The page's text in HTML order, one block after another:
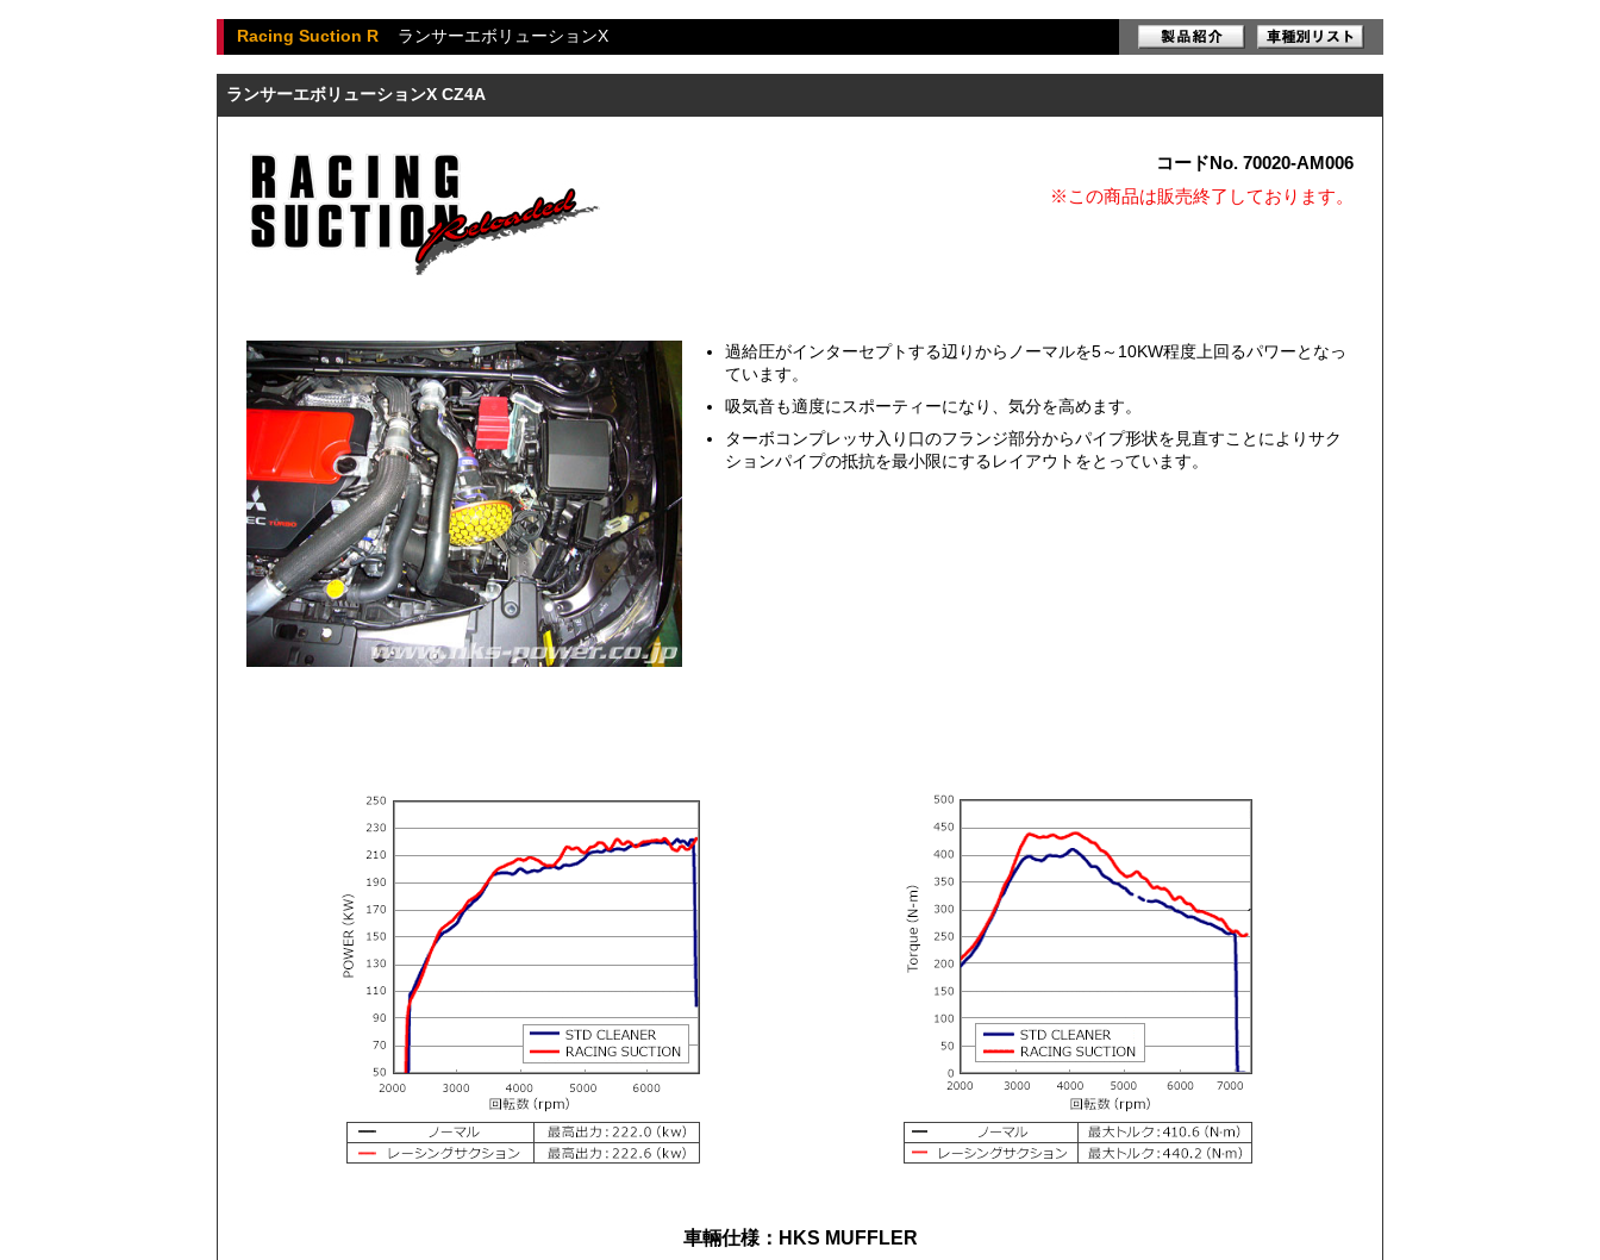
Racing Suction R ランサーエボリューションX
ランサーエボリューションX CZ4A
コードNo. 70020-AM006
※この商品は販売終了しております。
過給圧がインターセプトする辺りからノーマルを5～10KW程度上回るパワーとなっ
ています。
吸気音も適度にスポーティーになり、気分を高めます。
ターボコンプレッサ入り口のフランジ部分からパイプ形状を見直すことによりサク
ションパイプの抵抗を最小限にするレイアウトをとっています。
車輛仕様：HKS MUFFLER